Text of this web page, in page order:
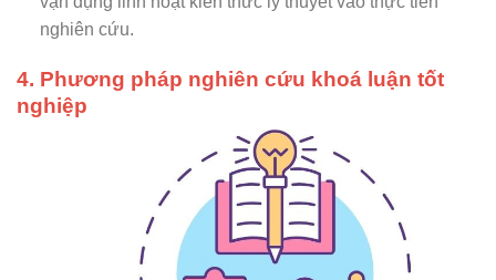
nghiên cứu.
4. Phương pháp nghiên cứu khoá luận tốt
nghiệp